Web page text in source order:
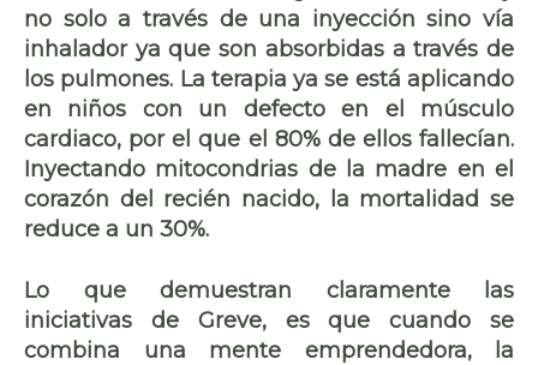
no solo a través de una inyección sino vía
inhalador ya que son absorbidas a través de
los pulmones. La terapia ya se está aplicando
en niños con un defecto en el músculo
cardiaco, por el que el 80% de ellos fallecían.
Inyectando mitocondrias de la madre en el
corazón del recién nacido, la mortalidad se
reduce a un 30%.
Lo que demuestran claramente las
iniciativas de Greve, es que cuando se
combina una mente emprendedora, la